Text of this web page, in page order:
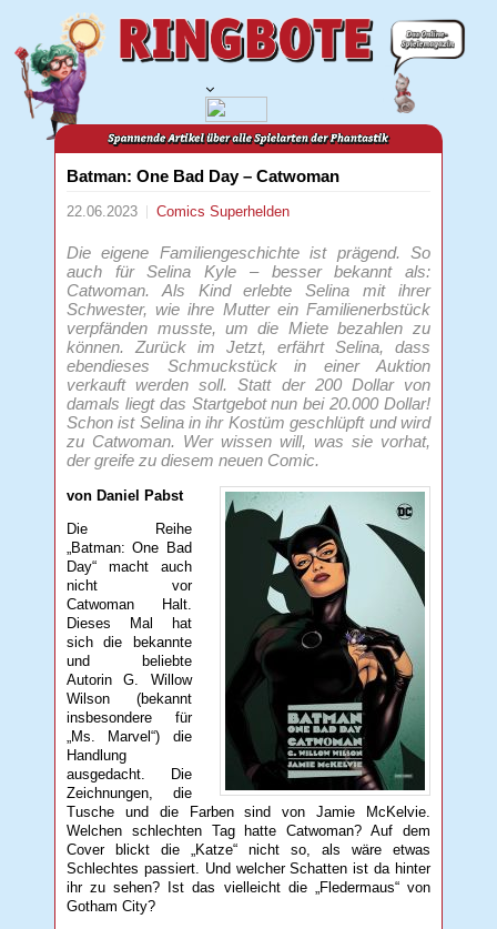
Batman: One Bad Day – Catwoman
22.06.2023 ComicsSuperhelden
Die eigene Familiengeschichte ist prägend. So
auch für Selina Kyle – besser bekannt als:
Catwoman. Als Kind erlebte Selina mit ihrer
Schwester, wie ihre Mutter ein Familienerbstück
verpfänden musste, um die Miete bezahlen zu
können. Zurück im Jetzt, erfährt Selina, dass
ebendieses Schmuckstück in einer Auktion
verkauft werden soll. Statt der 200 Dollar von
damals liegt das Startgebot nun bei 20.000 Dollar!
Schon ist Selina in ihr Kostüm geschlüpft und wird
zu Catwoman. Wer wissen will, was sie vorhat,
der greife zu diesem neuen Comic.
von Daniel Pabst
Die Reihe
„Batman: One Bad
Day“ macht auch
nicht vor
Catwoman Halt.
Dieses Mal hat
sich die bekannte
und beliebte
Autorin G. Willow
Wilson (bekannt
insbesondere für
„Ms. Marvel“) die
Handlung
ausgedacht. Die
Zeichnungen, die
Tusche und die Farben sind von Jamie McKelvie.
Welchen schlechten Tag hatte Catwoman? Auf dem
Cover blickt die „Katze“ nicht so, als wäre etwas
Schlechtes passiert. Und welcher Schatten ist da hinter
ihr zu sehen? Ist das vielleicht die „Fledermaus“ von
Gotham City?